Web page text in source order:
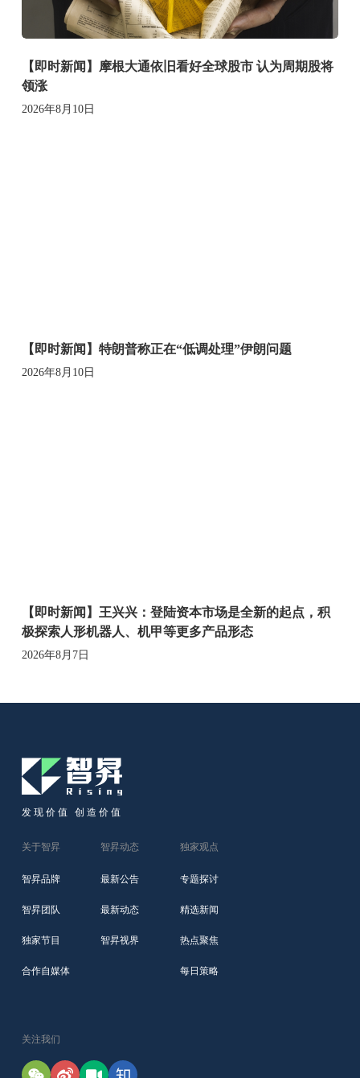
【即时新闻】摩根大通依旧看好全球股市 认为周期股将
领涨
2026年8月10日
【即时新闻】特朗普称正在“低调处理”伊朗问题
2026年8月10日
【即时新闻】王兴兴：登陆资本市场是全新的起点，积
极探索人形机器人、机甲等更多产品形态
2026年8月7日
发现价值 创造价值
关于智昇
智昇品牌
智昇团队
独家节目
合作自媒体
智昇动态
最新公告
最新动态
智昇视界
独家观点
专题探讨
精选新闻
热点聚焦
每日策略
关注我们